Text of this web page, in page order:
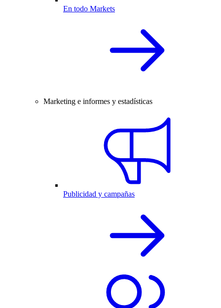
En todo Markets
Marketing e informes y estadísticas
Publicidad y campañas